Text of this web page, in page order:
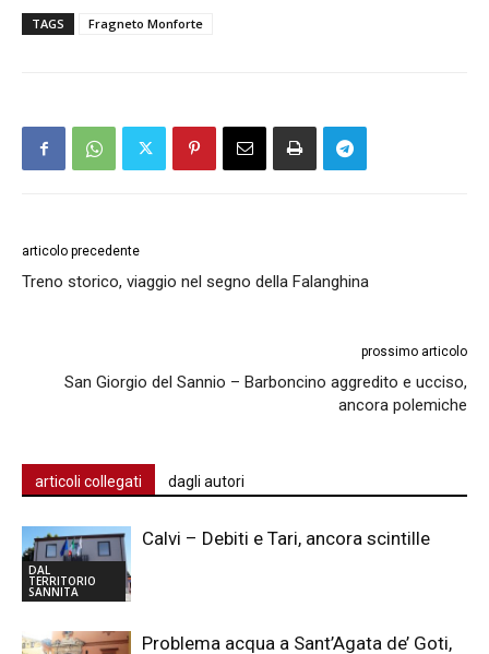
TAGS Fragneto Monforte
articolo precedente
Treno storico, viaggio nel segno della Falanghina
prossimo articolo
San Giorgio del Sannio – Barboncino aggredito e ucciso,
ancora polemiche
articoli collegati dagli autori
DAL
TERRITORIO
SANNITA
Calvi – Debiti e Tari, ancora scintille
Problema acqua a Sant’Agata de’ Goti,